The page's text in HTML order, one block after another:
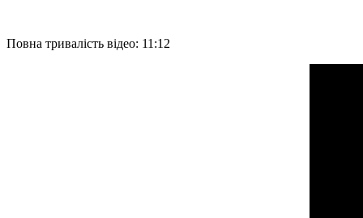
Повна тривалість відео: 11:12